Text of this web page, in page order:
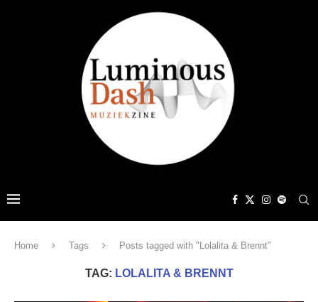
Home Tags Posts tagged with "Lolalita & Brennt"
TAG: LOLALITA & BRENNT